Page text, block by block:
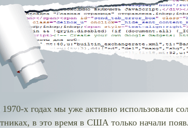
х годах мы уже активно использовали
в это время в США только начали